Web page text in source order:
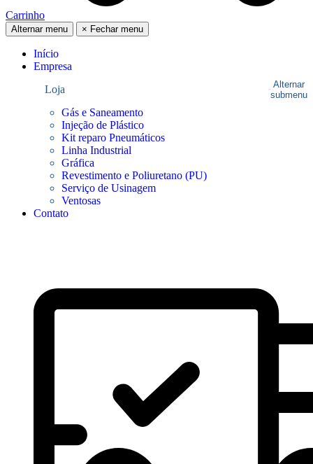
Carrinho
Alternar menu × Fechar menu
Início
Empresa
Loja
Alternar
submenu
Gás e Saneamento
Injeção de Plástico
Kit reparo Pneumáticos
Linha Industrial
Gráfica
Revestimento e Poliuretano (PU)
Serviço de Usinagem
Ventosas
Contato